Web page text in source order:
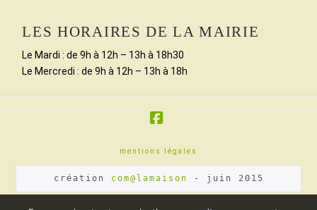
LES HORAIRES DE LA MAIRIE
Le Mardi : de 9h à 12h – 13h à 18h30
Le Mercredi : de 9h à 12h – 13h à 18h
mentions légales
création com@lamaison - juin 2015